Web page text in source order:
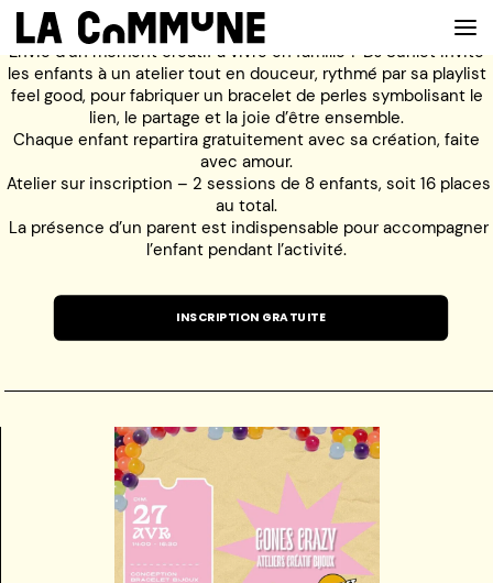
VOIR LA CARTE
CHEFS
PROG’
BAR
PRIVATISER
RESERVER
À PROPOS
Envie d’un moment créatif à vivre en famille ? DJ Sunlet invite
les enfants à un atelier tout en douceur, rythmé par sa playlist
feel good, pour fabriquer un bracelet de perles symbolisant le
lien, le partage et la joie d’être ensemble.
Chaque enfant repartira gratuitement avec sa création, faite
avec amour.
Atelier sur inscription – 2 sessions de 8 enfants, soit 16 places
au total.
La présence d’un parent est indispensable pour accompagner
l’enfant pendant l’activité.
INSCRIPTION GRATUITE